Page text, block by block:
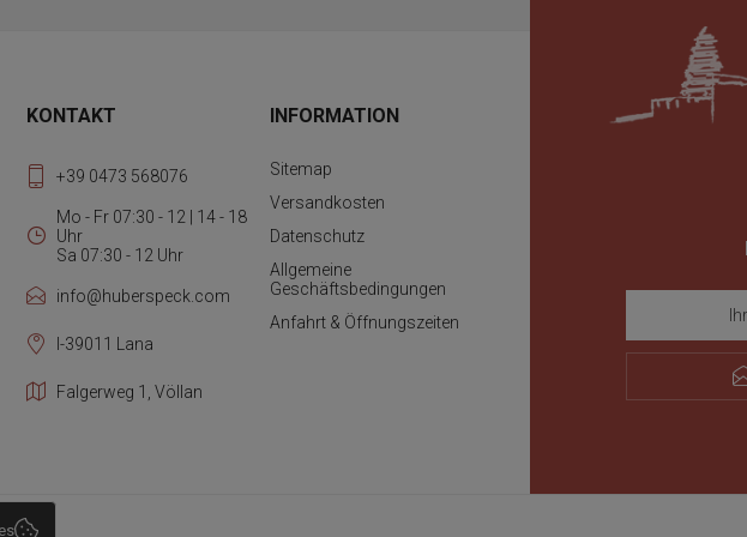
KONTAKT
+39 0473 568076
Mo - Fr 07:30 - 12 | 14 - 18
Uhr
Sa 07:30 - 12 Uhr
info@huberspeck.com
I-39011 Lana
Falgerweg 1, Völlan
INFORMATION
Sitemap
Versandkosten
Datenschutz
Allgemeine
Geschäftsbedingungen
Anfahrt & Öffnungszeiten